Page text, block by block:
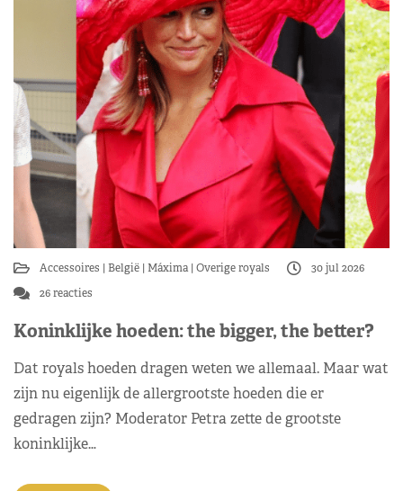
Accessoires België Máxima Overige royals
30 jul 2026
26 reacties
Koninklijke hoeden: the bigger, the better?
Dat royals hoeden dragen weten we allemaal. Maar wat
zijn nu eigenlijk de allergrootste hoeden die er
gedragen zijn? Moderator Petra zette de grootste
koninklijke…